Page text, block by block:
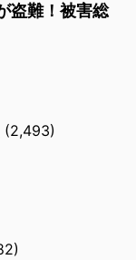
盗難！被害総
(2,493)